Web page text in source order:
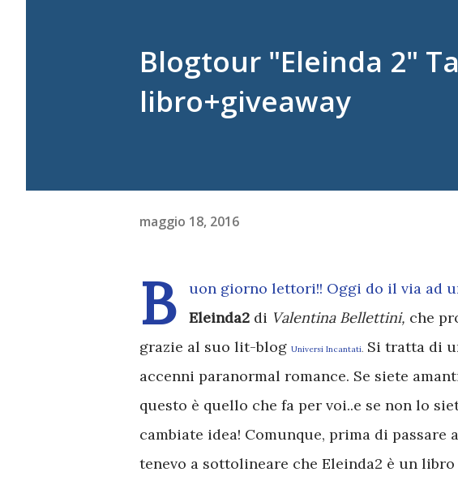
Blogtour "Eleinda 2"
libro+giveaway
maggio 18, 2016
B
uon giorno lettori!! Oggi do il via ad
Eleinda2 di Valentina Bellettini, che
grazie al suo lit-blog Universi Incantati. Si tratta di
accenni paranormal romance. Se siete
questo è quello che fa per voi..e se non lo
cambiate idea! Comunque, prima di
tenevo a sottolineare che Eleinda2 è un